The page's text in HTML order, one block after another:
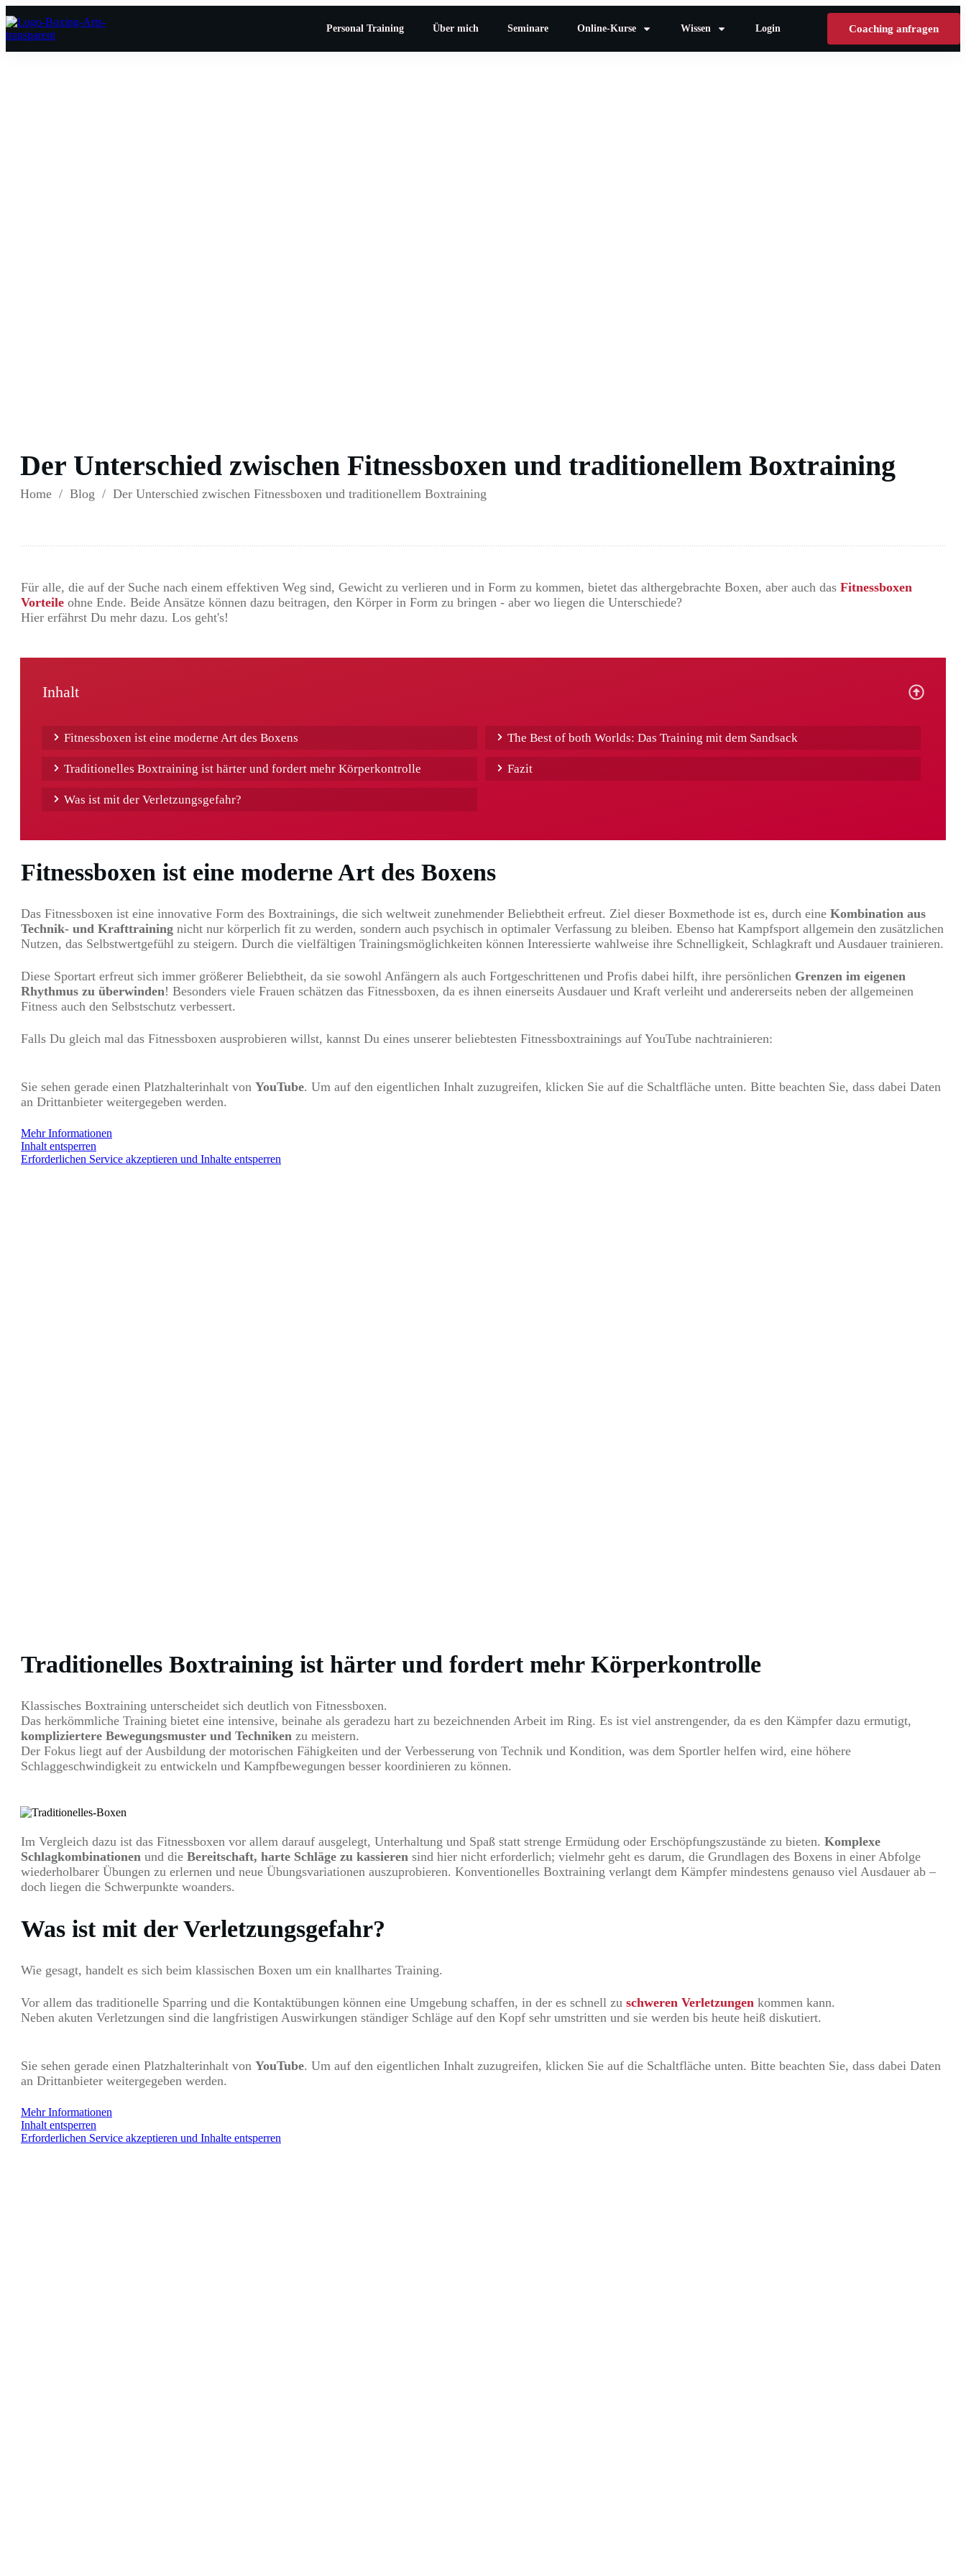
Personal Training Über mich Seminare Online-Kurse Wissen Login Coaching anfragen
Der Unterschied zwischen Fitnessboxen und traditionellem Boxtraining
Home / Blog / Der Unterschied zwischen Fitnessboxen und traditionellem Boxtraining
Für alle, die auf der Suche nach einem effektiven Weg sind, Gewicht zu verlieren und in Form zu kommen, bietet das althergebrachte Boxen, aber auch das Fitnessboxen
Vorteile ohne Ende. Beide Ansätze können dazu beitragen, den Körper in Form zu bringen - aber wo liegen die Unterschiede?
Hier erfährst Du mehr dazu. Los geht's!
Inhalt
Fitnessboxen ist eine moderne Art des Boxens
Traditionelles Boxtraining ist härter und fordert mehr Körperkontrolle
Was ist mit der Verletzungsgefahr?
The Best of both Worlds: Das Training mit dem Sandsack
Fazit
Fitnessboxen ist eine moderne Art des Boxens
Das Fitnessboxen ist eine innovative Form des Boxtrainings, die sich weltweit zunehmender Beliebtheit erfreut. Ziel dieser Boxmethode ist es, durch eine Kombination aus
Technik- und Krafttraining nicht nur körperlich fit zu werden, sondern auch psychisch in optimaler Verfassung zu bleiben. Ebenso hat Kampfsport allgemein den zusätzlichen
Nutzen, das Selbstwertgefühl zu steigern. Durch die vielfältigen Trainingsmöglichkeiten können Interessierte wahlweise ihre Schnelligkeit, Schlagkraft und Ausdauer trainieren.
Diese Sportart erfreut sich immer größerer Beliebtheit, da sie sowohl Anfängern als auch Fortgeschrittenen und Profis dabei hilft, ihre persönlichen Grenzen im eigenen
Rhythmus zu überwinden! Besonders viele Frauen schätzen das Fitnessboxen, da es ihnen einerseits Ausdauer und Kraft verleiht und andererseits neben der allgemeinen
Fitness auch den Selbstschutz verbessert.
Falls Du gleich mal das Fitnessboxen ausprobieren willst, kannst Du eines unserer beliebtesten Fitnessboxtrainings auf YouTube nachtrainieren:
Sie sehen gerade einen Platzhalterinhalt von YouTube. Um auf den eigentlichen Inhalt zuzugreifen, klicken Sie auf die Schaltfläche unten. Bitte beachten Sie, dass dabei Daten
an Drittanbieter weitergegeben werden.
Mehr Informationen
Inhalt entsperren
Erforderlichen Service akzeptieren und Inhalte entsperren
Traditionelles Boxtraining ist härter und fordert mehr Körperkontrolle
Klassisches Boxtraining unterscheidet sich deutlich von Fitnessboxen.
Das herkömmliche Training bietet eine intensive, beinahe als geradezu hart zu bezeichnenden Arbeit im Ring. Es ist viel anstrengender, da es den Kämpfer dazu ermutigt,
kompliziertere Bewegungsmuster und Techniken zu meistern.
Der Fokus liegt auf der Ausbildung der motorischen Fähigkeiten und der Verbesserung von Technik und Kondition, was dem Sportler helfen wird, eine höhere
Schlaggeschwindigkeit zu entwickeln und Kampfbewegungen besser koordinieren zu können.
Im Vergleich dazu ist das Fitnessboxen vor allem darauf ausgelegt, Unterhaltung und Spaß statt strenge Ermüdung oder Erschöpfungszustände zu bieten. Komplexe
Schlagkombinationen und die Bereitschaft, harte Schläge zu kassieren sind hier nicht erforderlich; vielmehr geht es darum, die Grundlagen des Boxens in einer Abfolge
wiederholbarer Übungen zu erlernen und neue Übungsvariationen auszuprobieren. Konventionelles Boxtraining verlangt dem Kämpfer mindestens genauso viel Ausdauer ab –
doch liegen die Schwerpunkte woanders.
Was ist mit der Verletzungsgefahr?
Wie gesagt, handelt es sich beim klassischen Boxen um ein knallhartes Training.
Vor allem das traditionelle Sparring und die Kontaktübungen können eine Umgebung schaffen, in der es schnell zu schweren Verletzungen kommen kann.
Neben akuten Verletzungen sind die langfristigen Auswirkungen ständiger Schläge auf den Kopf sehr umstritten und sie werden bis heute heiß diskutiert.
Sie sehen gerade einen Platzhalterinhalt von YouTube. Um auf den eigentlichen Inhalt zuzugreifen, klicken Sie auf die Schaltfläche unten. Bitte beachten Sie, dass dabei Daten
an Drittanbieter weitergegeben werden.
Mehr Informationen
Inhalt entsperren
Erforderlichen Service akzeptieren und Inhalte entsperren